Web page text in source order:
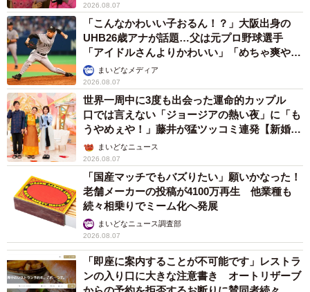
2026.08.07
「こんなかわいい子おるん！？」大阪出身の
UHB26歳アナが話題…父は元プロ野球選手
「アイドルさんよりかわいい」「めちゃ爽や
か」まいどなメディア
2026.08.07
世界一周中に3度も出会った運命的カップル
口では言えない「ジョージアの熱い夜」に「も
うやめぇや！」藤井が猛ツッコミ連発【新婚さ
ん】まいどなニュース
2026.08.07
「国産マッチでもバズりたい」願いかなった！
老舗メーカーの投稿が4100万再生 他業種も
続々相乗りでミーム化へ発展
まいどなニュース調査部
2026.08.07
「即座に案内することが不可能です」レストラ
ンの入り口に大きな注意書き オートリザーブ